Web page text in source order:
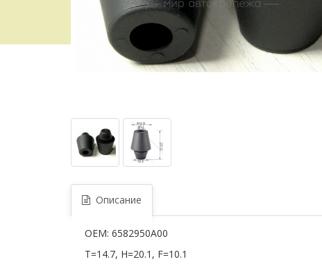
Описание
OEM: 6582950A00
T=14.7, H=20.1, F=10.1